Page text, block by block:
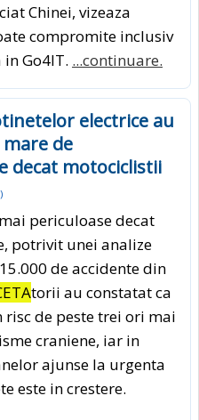
Chinei, vizeaza
compromite inclusiv
Go4IT. ...continuare.
electrice au
de
decat motociclistii
)
periculoase decat
potrivit unei analize
de accidente din
torii au constatat ca
de peste trei ori mai
craniene, iar in
ajunse la urgenta
este in crestere.